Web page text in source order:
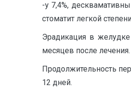
-у 7,4%,
стоматит легкой
Эрадикация в
месяцев после лечения.
Продолжительность
12 дней.